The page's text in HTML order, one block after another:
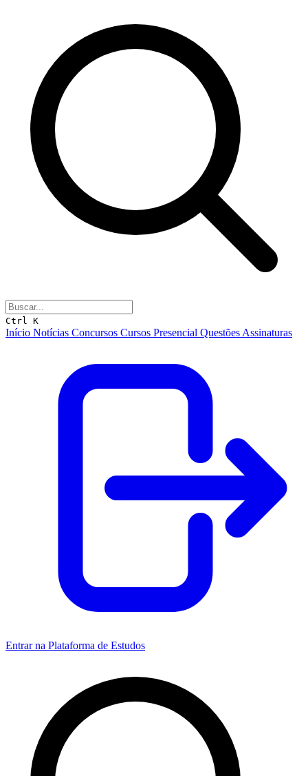
Ctrl K
Início Notícias Concursos Cursos Presencial Questões Assinaturas
Entrar na Plataforma de Estudos